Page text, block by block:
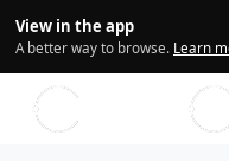
View in the app
A better way to browse. Learn